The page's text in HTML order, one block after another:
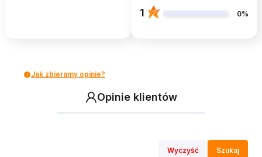
1 0%
Jak zbieramy opinie?
Opinie klientów
Wyczyść Szukaj